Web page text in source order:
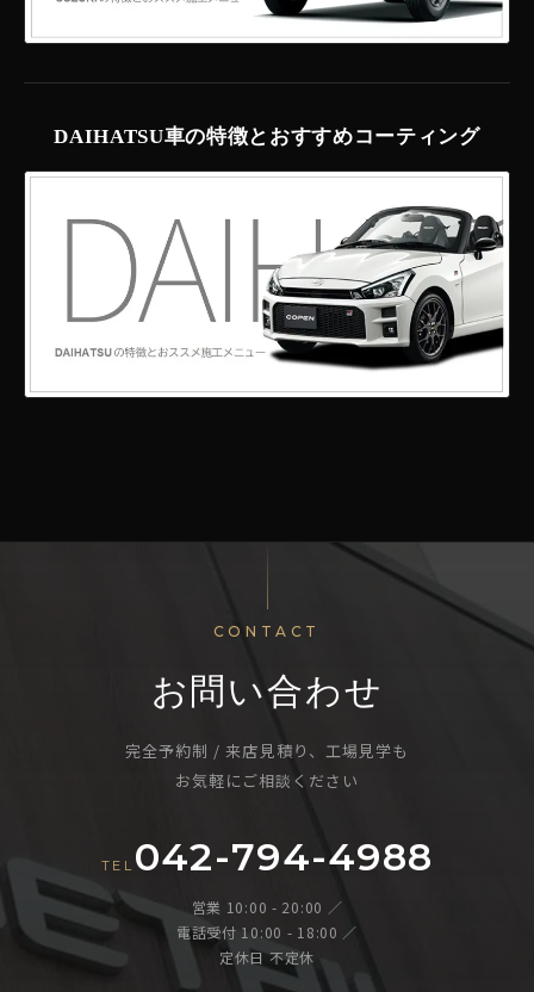
DAIHATSU車の特徴とおすすめコーティング
CONTACT
お問い合わせ
完全予約制 / 来店見積り、工場見学も
お気軽にご相談ください
TEL 042-794-4988
営業 10:00 - 20:00 ／
電話受付 10:00 - 18:00 ／
定休日 不定休